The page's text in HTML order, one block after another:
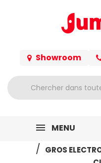
Showroom
MENU
GROS